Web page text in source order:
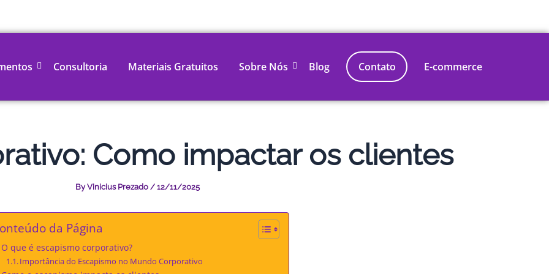
Consultoria Materiais Gratuitos Sobre Nós Blog Contato E-commerce
Como impactar os clientes
ByVinicius Prezado / 12/11/2025
da Página
O que é escapismo corporativo?
Importância do Escapismo no Mundo Corporativo